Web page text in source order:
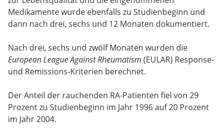
Medikamente wurde ebenfalls zu Studienbeginn und
dann nach drei, sechs und 12 Monaten dokumentiert.
Nach drei, sechs und zwölf Monaten wurden die
European League Against Rheumatism (EULAR) Response-
und Remissions-Kriterien berechnet.
Der Anteil der rauchenden RA-Patienten fiel von 29
Prozent zu Studienbeginn im Jahr 1996 auf 20 Prozent
im Jahr 2004.